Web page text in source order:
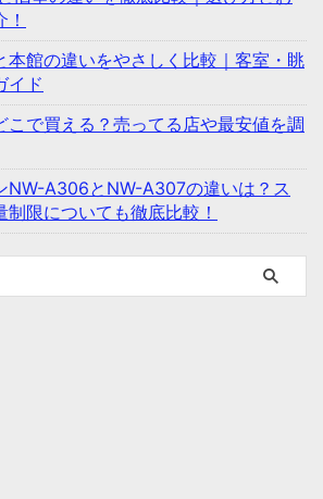
本館の違いをやさしく比較｜客室・眺
イド
こで買える？売ってる店や最安値を調
NW-A306とNW-A307の違いは？ス
制限についても徹底比較！